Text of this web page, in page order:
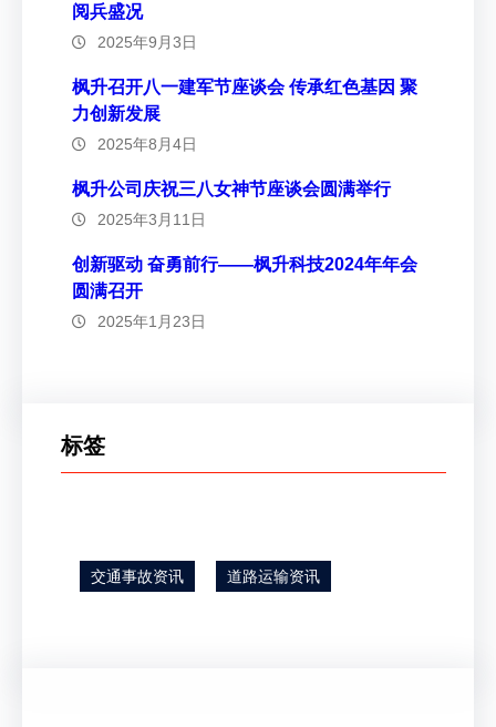
阅兵盛况
2025年9月3日
枫升召开八一建军节座谈会 传承红色基因 聚
力创新发展
2025年8月4日
枫升公司庆祝三八女神节座谈会圆满举行
2025年3月11日
创新驱动 奋勇前行——枫升科技2024年年会
圆满召开
2025年1月23日
标签
交通事故资讯 道路运输资讯